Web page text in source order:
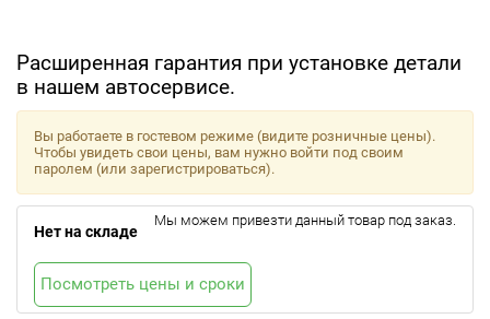
Расширенная гарантия при установке детали
в нашем автосервисе.
Вы работаете в гостевом режиме (видите розничные цены).
Чтобы увидеть свои цены, вам нужно войти под своим
паролем (или зарегистрироваться).
Нет на складе
Мы можем привезти данный товар под заказ.
Посмотреть цены и сроки